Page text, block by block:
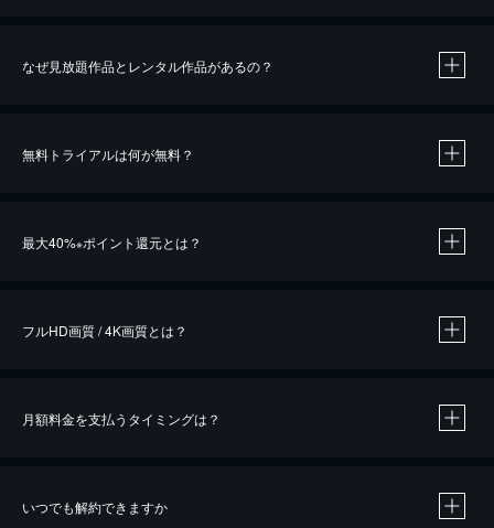
なぜ見放題作品とレンタル作品があるの？
無料トライアルは何が無料？
最大40%※ポイント還元とは？
※40％ポイント還元の対象は、クレジットカード決済による作品の購入 / レンタルです。
フルHD画質 / 4K画質とは？
月額料金を支払うタイミングは？
いつでも解約できますか